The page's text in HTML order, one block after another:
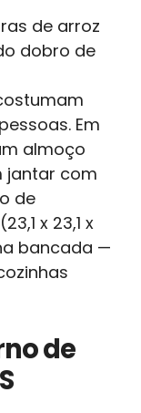
de arroz
dobro de
Em
almoço
jantar com
de
x 23,1 x
bancada —
de